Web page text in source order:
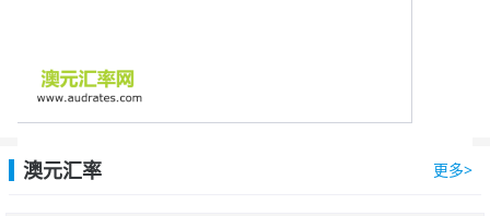
澳元汇率 更多>